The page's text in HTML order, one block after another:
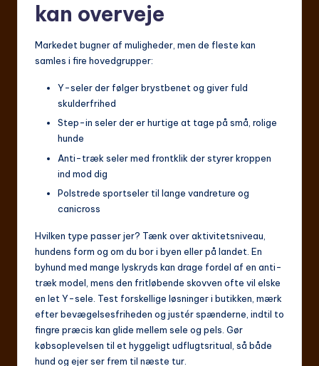
kan overveje
Markedet bugner af muligheder, men de fleste kan
samles i fire hovedgrupper:
Y-seler der følger brystbenet og giver fuld
skulderfrihed
Step-in seler der er hurtige at tage på små, rolige
hunde
Anti-træk seler med frontklik der styrer kroppen
ind mod dig
Polstrede sportseler til lange vandreture og
canicross
Hvilken type passer jer? Tænk over aktivitetsniveau,
hundens form og om du bor i byen eller på landet. En
byhund med mange lyskryds kan drage fordel af en anti-
træk model, mens den fritløbende skovven ofte vil elske
en let Y-sele. Test forskellige løsninger i butikken, mærk
efter bevægelsesfriheden og justér spænderne, indtil to
fingre præcis kan glide mellem sele og pels. Gør
købsoplevelsen til et hyggeligt udflugtsritual, så både
hund og ejer ser frem til næste tur.